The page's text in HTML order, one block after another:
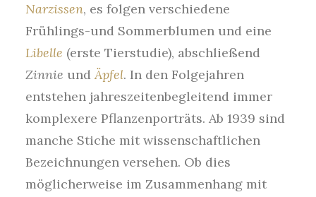
Narzissen, es folgen verschiedene
Frühlings-und Sommerblumen und eine
Libelle (erste Tierstudie), abschließend
Zinnie undÄpfel. In den Folgejahren
entstehen jahreszeitenbegleitend immer
komplexere Pflanzenporträts. Ab 1939 sind
manche Stiche mit wissenschaftlichen
Bezeichnungen versehen. Ob dies
möglicherweise im Zusammenhang mit